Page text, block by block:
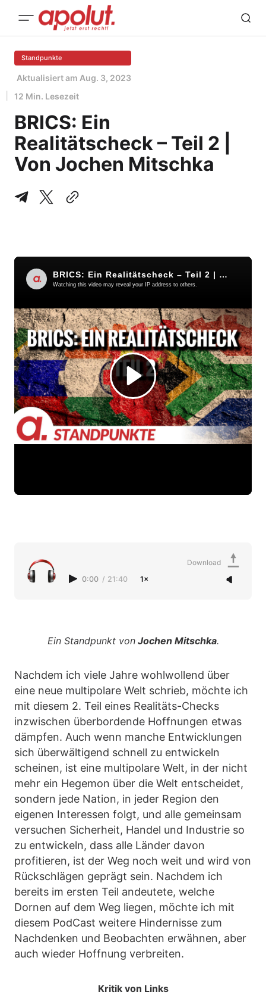
Standpunkte
Aktualisiert am Aug. 3, 2023
12 Min. Lesezeit
BRICS: Ein
Realitätscheck – Teil 2 |
Von Jochen Mitschka
0:00 / 21:40 1×
Download
Ein Standpunkt vonJochen Mitschka.
Nachdem ich viele Jahre wohlwollend über
eine neue multipolare Welt schrieb, möchte ich
mit diesem 2. Teil eines Realitäts-Checks
inzwischen überbordende Hoffnungen etwas
dämpfen. Auch wenn manche Entwicklungen
sich überwältigend schnell zu entwickeln
scheinen, ist eine multipolare Welt, in der nicht
mehr ein Hegemon über die Welt entscheidet,
sondern jede Nation, in jeder Region den
eigenen Interessen folgt, und alle gemeinsam
versuchen Sicherheit, Handel und Industrie so
zu entwickeln, dass alle Länder davon
profitieren, ist der Weg noch weit und wird von
Rückschlägen geprägt sein. Nachdem ich
bereits im ersten Teil andeutete, welche
Dornen auf dem Weg liegen, möchte ich mit
diesem PodCast weitere Hindernisse zum
Nachdenken und Beobachten erwähnen, aber
auch wieder Hoffnung verbreiten.
Kritik von Links